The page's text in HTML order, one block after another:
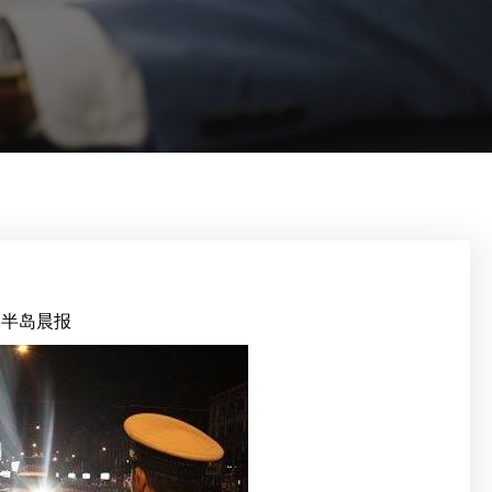
岛晨报